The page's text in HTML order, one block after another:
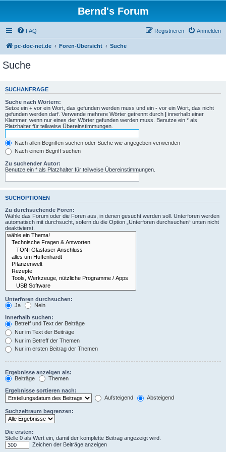
Bernd's Forum
FAQ Anmelden
Registrieren
pc-doc-net.de Foren-Übersicht Suche
Suche
SUCHANFRAGE
Suche nach Wörtern:
Setze ein + vor ein Wort, das gefunden werden muss und ein - vor ein Wort, das nicht
gefunden werden darf. Verwende mehrere Wörter getrennt durch | innerhalb einer
Klammer, wenn nur eines der Wörter gefunden werden muss. Benutze ein * als
Platzhalter für teilweise Übereinstimmungen.
Nach allen Begriffen suchen oder Suche wie angegeben verwenden
Nach einem Begriff suchen
Zu suchender Autor:
Benutze ein * als Platzhalter für teilweise Übereinstimmungen.
SUCHOPTIONEN
Zu durchsuchende Foren:
Wähle das Forum oder die Foren aus, in denen gesucht werden soll. Unterforen werden
automatisch mit durchsucht, sofern du die Option „Unterforen durchsuchen“ unten nicht
deaktivierst.
Unterforen durchsuchen:
Ja
Nein
Innerhalb suchen:
Betreff und Text der Beiträge
Nur im Text der Beiträge
Nur im Betreff der Themen
Nur im ersten Beitrag der Themen
Ergebnisse anzeigen als:
Beiträge
Themen
Ergebnisse sortieren nach:
Aufsteigend
Absteigend
Suchzeitraum begrenzen:
Die ersten:
Stelle 0 als Wert ein, damit der komplette Beitrag angezeigt wird.
Zeichen der Beiträge anzeigen